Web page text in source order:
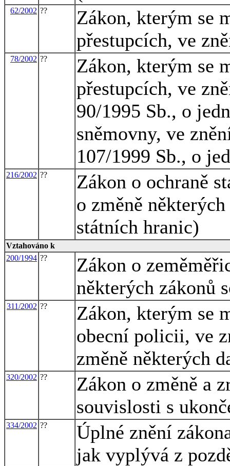
62/2002 ??
Zákon, kterým se
přestupcích, ve
78/2002 ??
Zákon, kterým se
přestupcích, ve
90/1995 Sb., o
sněmovny, ve
107/1999 Sb., o
216/2002 ??
Zákon o ochraně
o změně
státních hranic)
Vztahováno k
200/1994 ??
Zákon o
některých zákonů
311/2002 ??
Zákon, kterým se
obecní policii, ve
změně některých
320/2002 ??
Zákon o změně a
souvislosti s
334/2002 ??
Úplné znění
jak vyplývá z